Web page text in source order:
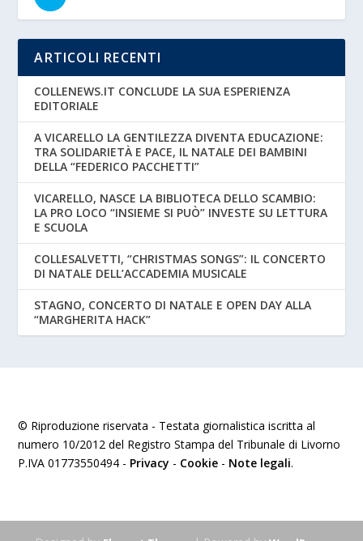
ARTICOLI RECENTI
COLLENEWS.IT CONCLUDE LA SUA ESPERIENZA
EDITORIALE
A VICARELLO LA GENTILEZZA DIVENTA EDUCAZIONE:
TRA SOLIDARIETÀ E PACE, IL NATALE DEI BAMBINI
DELLA “FEDERICO PACCHETTI”
VICARELLO, NASCE LA BIBLIOTECA DELLO SCAMBIO:
LA PRO LOCO “INSIEME SI PUÒ” INVESTE SU LETTURA
E SCUOLA
COLLESALVETTI, “CHRISTMAS SONGS”: IL CONCERTO
DI NATALE DELL’ACCADEMIA MUSICALE
STAGNO, CONCERTO DI NATALE E OPEN DAY ALLA
“MARGHERITA HACK”
© Riproduzione riservata - Testata giornalistica iscritta al
numero 10/2012 del Registro Stampa del Tribunale di Livorno
P.IVA 01773550494 - Privacy - Cookie - Note legali.